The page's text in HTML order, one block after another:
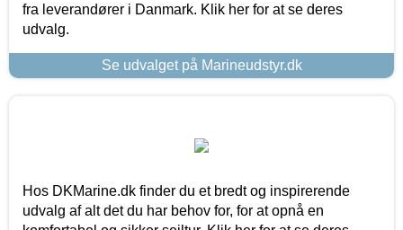
fra leverandører i Danmark. Klik her for at se deres
udvalg.
Se udvalget på Marineudstyr.dk
Hos DKMarine.dk finder du et bredt og inspirerende
udvalg af alt det du har behov for, for at opnå en